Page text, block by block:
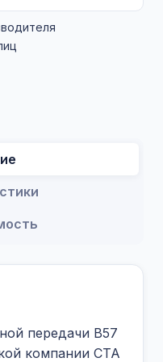
передачи В57
компании CTA